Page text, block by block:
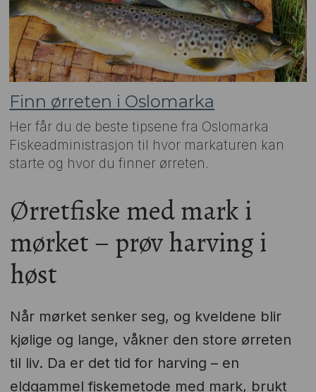
Finn ørreten i Oslomarka
Her får du de beste tipsene fra Oslomarka
Fiskeadministrasjon til hvor markaturen kan
starte og hvor du finner ørreten.
Ørretfiske med mark i
mørket – prøv harving i
høst
Når mørket senker seg, og kveldene blir
kjølige og lange, våkner den store ørreten
til liv. Da er det tid for harving – en
eldgammel fiskemetode med mark, brukt